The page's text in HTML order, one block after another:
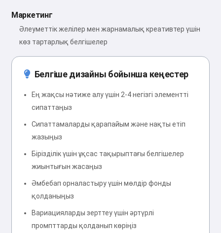
Маркетинг
Әлеуметтік желілер мен жарнамалық креативтер үшін
көз тартарлық белгішелер
Белгіше дизайны бойынша кеңестер
Ең жақсы нәтиже алу үшін 2-4 негізгі элементті
сипаттаңыз
Сипаттамаларды қарапайым және нақты етіп
жазыңыз
Бірізділік үшін ұқсас тақырыптағы белгішелер
жиынтығын жасаңыз
Әмбебап орналастыру үшін мөлдір фонды
қолданыңыз
Вариацияларды зерттеу үшін әртүрлі
промпттарды қолданып көріңіз